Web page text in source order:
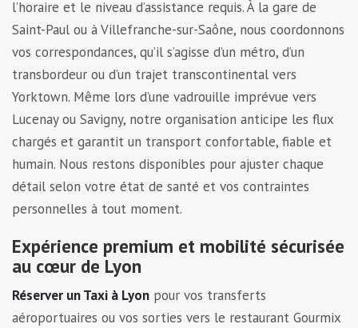
l’horaire et le niveau d’assistance requis. À la gare de
Saint-Paul ou à Villefranche-sur-Saône, nous coordonnons
vos correspondances, qu’il s’agisse d’un métro, d’un
transbordeur ou d’un trajet transcontinental vers
Yorktown. Même lors d’une vadrouille imprévue vers
Lucenay ou Savigny, notre organisation anticipe les flux
chargés et garantit un transport confortable, fiable et
humain. Nous restons disponibles pour ajuster chaque
détail selon votre état de santé et vos contraintes
personnelles à tout moment.
Expérience premium et mobilité sécurisée
au cœur de Lyon
Réserver un Taxi à Lyon pour vos transferts
aéroportuaires ou vos sorties vers le restaurant Gourmix